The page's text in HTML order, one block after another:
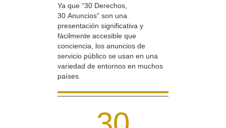
Ya que “30 Derechos,
30 Anuncios” son una
presentación significativa y
fácilmente accesible que
conciencia, los anuncios de
servicio público se usan en una
variedad de entornos en muchos
países.